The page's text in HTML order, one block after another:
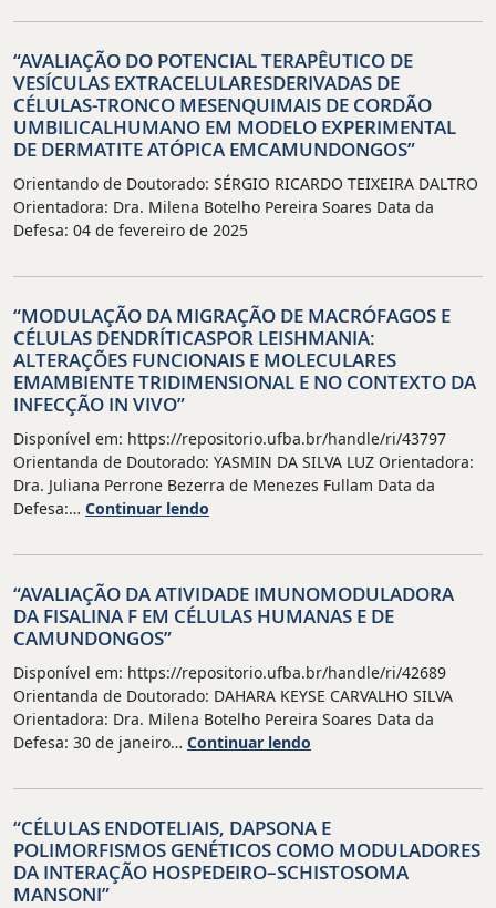
“AVALIAÇÃO DO POTENCIAL TERAPÊUTICO DE
VESÍCULAS EXTRACELULARESDERIVADAS DE
CÉLULAS-TRONCO MESENQUIMAIS DE CORDÃO
UMBILICALHUMANO EM MODELO EXPERIMENTAL
DE DERMATITE ATÓPICA EMCAMUNDONGOS”
Orientando de Doutorado: SÉRGIO RICARDO TEIXEIRA DALTRO
Orientadora: Dra. Milena Botelho Pereira Soares Data da
Defesa: 04 de fevereiro de 2025
“MODULAÇÃO DA MIGRAÇÃO DE MACRÓFAGOS E
CÉLULAS DENDRÍTICASPOR LEISHMANIA:
ALTERAÇÕES FUNCIONAIS E MOLECULARES
EMAMBIENTE TRIDIMENSIONAL E NO CONTEXTO DA
INFECÇÃO IN VIVO”
Disponível em: https://repositorio.ufba.br/handle/ri/43797
Orientanda de Doutorado: YASMIN DA SILVA LUZ Orientadora:
Dra. Juliana Perrone Bezerra de Menezes Fullam Data da
Defesa:… Continuar lendo
MIGRAÇÃO
MACRÓFAGOS
E
DENDRÍTICASPOR
LEISHMANIA:
ALTERAÇÕES
FUNCIONAIS
MOLECULARES
TRIDIMENSIONAL
E
NO
“AVALIAÇÃO DA ATIVIDADE IMUNOMODULADORA
DA FISALINA F EM CÉLULAS HUMANAS E DE
CAMUNDONGOS”
Disponível em: https://repositorio.ufba.br/handle/ri/42689
Orientanda de Doutorado: DAHARA KEYSE CARVALHO SILVA
Orientadora: Dra. Milena Botelho Pereira Soares Data da
Defesa: 30 de janeiro… Continuar lendo
ATIVIDADE
DA
FISALINA
F
“CÉLULAS ENDOTELIAIS, DAPSONA E
POLIMORFISMOS GENÉTICOS COMO MODULADORES
DA INTERAÇÃO HOSPEDEIRO–SCHISTOSOMA
MANSONI”